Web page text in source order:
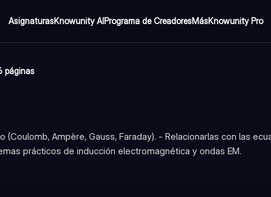
AsignaturasKnowunity AIPrograma de CreadoresMásKnowunity Pro
páginas
Ampère, Gauss, Faraday). - Relacionarlas con las
prácticos de inducción electromagnética y ondas EM.